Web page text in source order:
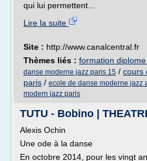
qui lui permettent...
Lire la suite
Site : http://www.canalcentral.fr
Thèmes liés : formation
danse moderne jazz paris 15 / cours
paris / ecole de danse moderne jazz
modern jazz paris
TUTU - Bobino |
Alexis Ochin
Une ode à la danse
En octobre 2014, pour les vingt